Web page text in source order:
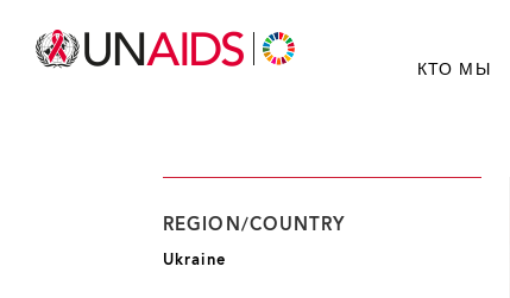
КТО МЫ
REGION/COUNTRY
Ukraine